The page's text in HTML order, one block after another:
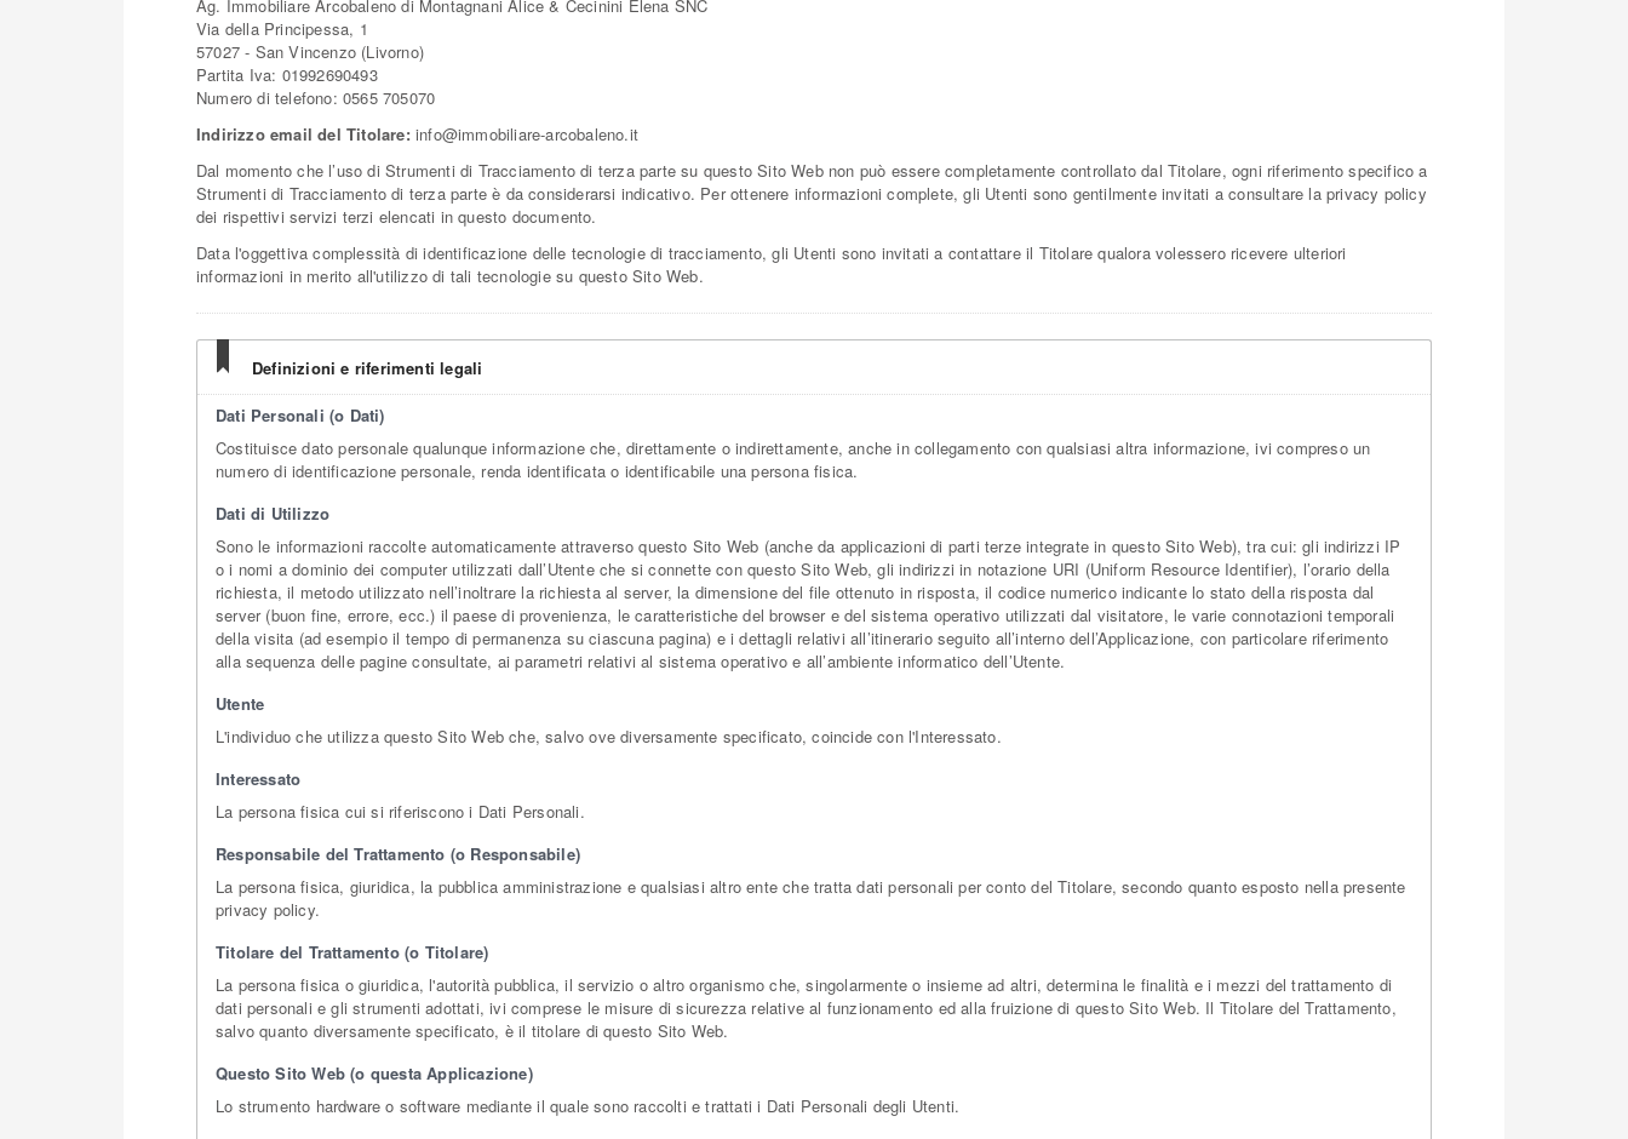
Ag. Immobiliare Arcobaleno di Montagnani Alice & Cecinini Elena SNC
Via della Principessa, 1
57027 - San Vincenzo (Livorno)
Partita Iva: 01992690493
Numero di telefono: 0565 705070
Indirizzo email del Titolare: info@immobiliare-arcobaleno.it
Dal momento che l’uso di Strumenti di Tracciamento di terza parte su questo Sito Web non può essere completamente controllato dal Titolare, ogni riferimento specifico a
Strumenti di Tracciamento di terza parte è da considerarsi indicativo. Per ottenere informazioni complete, gli Utenti sono gentilmente invitati a consultare la privacy policy
dei rispettivi servizi terzi elencati in questo documento.
Data l'oggettiva complessità di identificazione delle tecnologie di tracciamento, gli Utenti sono invitati a contattare il Titolare qualora volessero ricevere ulteriori
informazioni in merito all'utilizzo di tali tecnologie su questo Sito Web.
Definizioni e riferimenti legali
Dati Personali (o Dati)
Costituisce dato personale qualunque informazione che, direttamente o indirettamente, anche in collegamento con qualsiasi altra informazione, ivi compreso un
numero di identificazione personale, renda identificata o identificabile una persona fisica.
Dati di Utilizzo
Sono le informazioni raccolte automaticamente attraverso questo Sito Web (anche da applicazioni di parti terze integrate in questo Sito Web), tra cui: gli indirizzi IP
o i nomi a dominio dei computer utilizzati dall’Utente che si connette con questo Sito Web, gli indirizzi in notazione URI (Uniform Resource Identifier), l’orario della
richiesta, il metodo utilizzato nell’inoltrare la richiesta al server, la dimensione del file ottenuto in risposta, il codice numerico indicante lo stato della risposta dal
server (buon fine, errore, ecc.) il paese di provenienza, le caratteristiche del browser e del sistema operativo utilizzati dal visitatore, le varie connotazioni temporali
della visita (ad esempio il tempo di permanenza su ciascuna pagina) e i dettagli relativi all’itinerario seguito all’interno dell’Applicazione, con particolare riferimento
alla sequenza delle pagine consultate, ai parametri relativi al sistema operativo e all’ambiente informatico dell’Utente.
Utente
L'individuo che utilizza questo Sito Web che, salvo ove diversamente specificato, coincide con l'Interessato.
Interessato
La persona fisica cui si riferiscono i Dati Personali.
Responsabile del Trattamento (o Responsabile)
La persona fisica, giuridica, la pubblica amministrazione e qualsiasi altro ente che tratta dati personali per conto del Titolare, secondo quanto esposto nella presente
privacy policy.
Titolare del Trattamento (o Titolare)
La persona fisica o giuridica, l'autorità pubblica, il servizio o altro organismo che, singolarmente o insieme ad altri, determina le finalità e i mezzi del trattamento di
dati personali e gli strumenti adottati, ivi comprese le misure di sicurezza relative al funzionamento ed alla fruizione di questo Sito Web. Il Titolare del Trattamento,
salvo quanto diversamente specificato, è il titolare di questo Sito Web.
Questo Sito Web (o questa Applicazione)
Lo strumento hardware o software mediante il quale sono raccolti e trattati i Dati Personali degli Utenti.